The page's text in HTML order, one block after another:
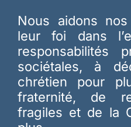
Nous aidons
leur foi dans
responsabilités
sociétales, à
chrétien pour
fraternité, de
fragiles et de la